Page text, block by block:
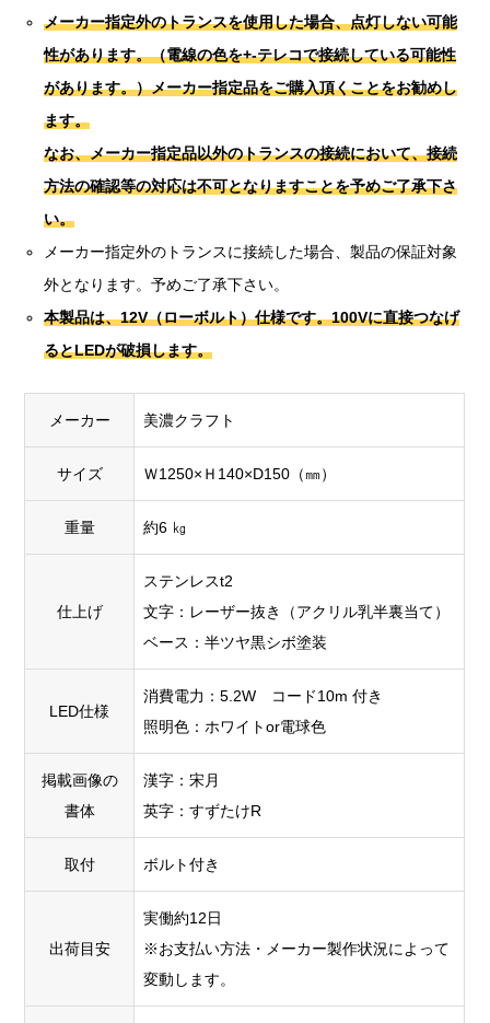
メーカー指定外のトランスを使用した場合、点灯しない可能
性があります。（電線の色を+-テレコで接続している可能性
があります。）メーカー指定品をご購入頂くことをお勧めし
ます。
なお、メーカー指定品以外のトランスの接続において、接続
方法の確認等の対応は不可となりますことを予めご了承下さ
い。
メーカー指定外のトランスに接続した場合、製品の保証対象
外となります。予めご了承下さい。
本製品は、12V（ローボルト）仕様です。100Vに直接つなげ
るとLEDが破損します。
メーカー 美濃クラフト
サイズ Ｗ1250×Ｈ140×D150（㎜）
重量 約6 ㎏
仕上げ
ステンレスt2
文字：レーザー抜き（アクリル乳半裏当て）
ベース：半ツヤ黒シボ塗装
LED仕様
消費電力：5.2W コード10m 付き
照明色：ホワイトor電球色
掲載画像の
書体
漢字：宋月
英字：すずたけR
取付 ボルト付き
出荷目安
実働約12日
※お支払い方法・メーカー製作状況によって
変動します。